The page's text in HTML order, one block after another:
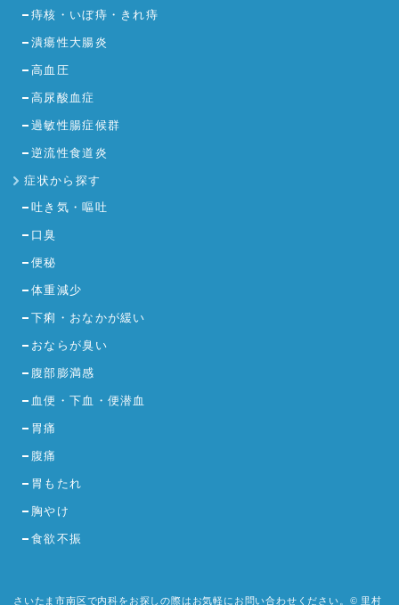
痔核・いぼ痔・きれ痔
潰瘍性大腸炎
高血圧
高尿酸血症
過敏性腸症候群
逆流性食道炎
症状から探す
吐き気・嘔吐
口臭
便秘
体重減少
下痢・おなかが緩い
おならが臭い
腹部膨満感
血便・下血・便潜血
胃痛
腹痛
胃もたれ
胸やけ
食欲不振
さいたま市南区で内科をお探しの際はお気軽にお問い合わせください。© 里村